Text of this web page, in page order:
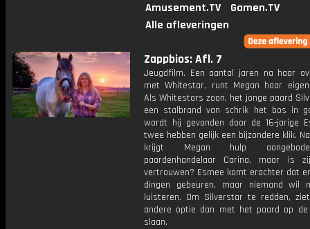
Amusement.TV
Gamen.TV
Alle afleveringen
Zappbios: Afl. 7
Jeugdfilm. Een aantal jaren na haar
met Whitestar, runt Megan haar
Als Whitestars zoon, het jonge paard
een stalbrand van schrik het bos in
wordt hij gevonden door de 16-jarige
twee hebben gelijk een bijzondere klik.
krijgt Megan hulp
paardenhandelaar Carina, maar is
vertrouwen? Esmee komt erachter dat
dingen gebeuren, maar niemand wil
luisteren. Om Silverstar te redden,
andere optie dan met het paard op
slaan.